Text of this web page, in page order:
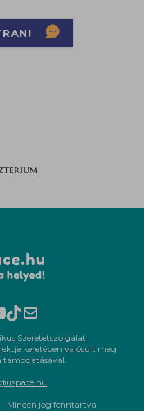
Szeretetszolgálat
keretében valósult meg
Minden jog fenntartva